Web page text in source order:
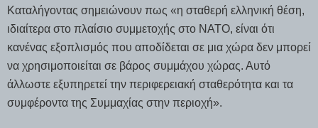
Καταλήγοντας σημειώνουν πως «η σταθερή ελληνική θέση,
ιδιαίτερα στο πλαίσιο συμμετοχής στο ΝΑΤΟ, είναι ότι
κανένας εξοπλισμός που αποδίδεται σε μια χώρα δεν μπορεί
να χρησιμοποιείται σε βάρος συμμάχου χώρας. Αυτό
άλλωστε εξυπηρετεί την περιφερειακή σταθερότητα και τα
συμφέροντα της Συμμαχίας στην περιοχή».